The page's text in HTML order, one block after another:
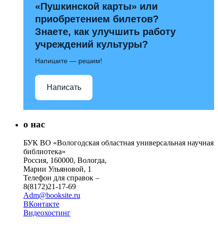
«Пушкинской карты» или
приобретением билетов?
Знаете, как улучшить работу
учреждений культуры?
Напишите — решим!
Написать
о нас
БУК ВО «Вологодская областная универсальная научная
библиотека»
Россия, 160000, Вологда,
Марии Ульяновой, 1
Телефон для справок –
8(8172)21-17-69
Adm@booksite.ru
ВКонтакте
Видеохостинг